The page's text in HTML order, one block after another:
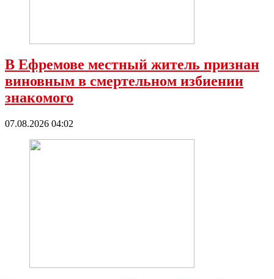
В Ефремове местный житель признан
виновным в смертельном избиении
знакомого
07.08.2026 04:02